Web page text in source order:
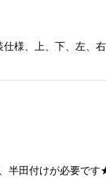
様、上、下、左、
半田付けが必要で